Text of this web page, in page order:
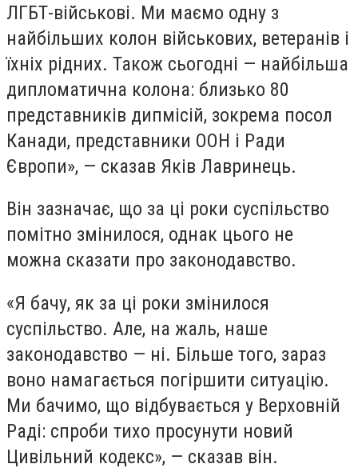
ЛГБТ-військові. Ми маємо одну з
найбільших колон військових, ветеранів і
їхніх рідних. Також сьогодні — найбільша
дипломатична колона: близько 80
представників дипмісій, зокрема посол
Канади, представники ООН і Ради
Європи», — сказав Яків Лавринець.
Він зазначає, що за ці роки суспільство
помітно змінилося, однак цього не
можна сказати про законодавство.
«Я бачу, як за ці роки змінилося
суспільство. Але, на жаль, наше
законодавство — ні. Більше того, зараз
воно намагається погіршити ситуацію.
Ми бачимо, що відбувається у Верховній
Раді: спроби тихо просунути новий
Цивільний кодекс», — сказав він.